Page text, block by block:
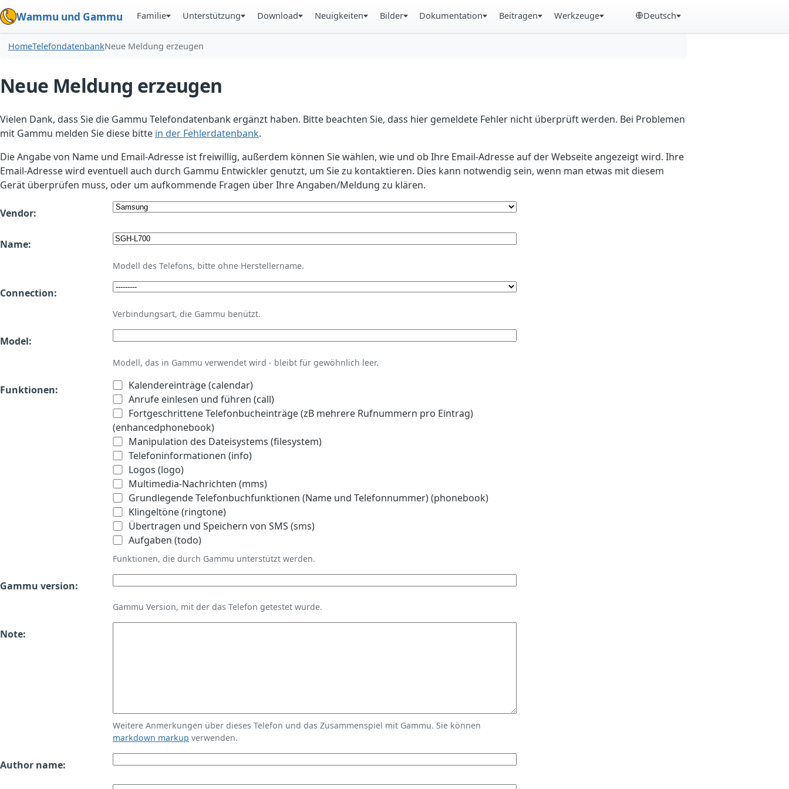
Wammu und Gammu Familie Unterstützung Download Neuigkeiten Bilder Dokumentation Beitragen Werkzeuge Deutsch
HomeTelefondatenbankNeue Meldung erzeugen
Neue Meldung erzeugen
Vielen Dank, dass Sie die Gammu Telefondatenbank ergänzt haben. Bitte beachten Sie, dass hier gemeldete Fehler nicht überprüft werden. Bei Problemen
mit Gammu melden Sie diese bitte in der Fehlerdatenbank.
Die Angabe von Name und Email-Adresse ist freiwillig, außerdem können Sie wählen, wie und ob Ihre Email-Adresse auf der Webseite angezeigt wird. Ihre
Email-Adresse wird eventuell auch durch Gammu Entwickler genutzt, um Sie zu kontaktieren. Dies kann notwendig sein, wenn man etwas mit diesem
Gerät überprüfen muss, oder um aufkommende Fragen über Ihre Angaben/Meldung zu klären.
Vendor:
Name:
Modell des Telefons, bitte ohne Herstellername.
Connection:
Verbindungsart, die Gammu benützt.
Model:
Modell, das in Gammu verwendet wird - bleibt für gewöhnlich leer.
Funktionen:
Kalendereinträge (calendar)
Anrufe einlesen und führen (call)
Fortgeschrittene Telefonbucheinträge (zB mehrere Rufnummern pro Eintrag)
(enhancedphonebook)
Manipulation des Dateisystems (filesystem)
Telefoninformationen (info)
Logos (logo)
Multimedia-Nachrichten (mms)
Grundlegende Telefonbuchfunktionen (Name und Telefonnummer) (phonebook)
Klingeltöne (ringtone)
Übertragen und Speichern von SMS (sms)
Aufgaben (todo)
Funktionen, die durch Gammu unterstützt werden.
Gammu version:
Gammu Version, mit der das Telefon getestet wurde.
Note:
Weitere Anmerkungen über dieses Telefon und das Zusammenspiel mit Gammu. Sie können
markdown markup verwenden.
Author name: